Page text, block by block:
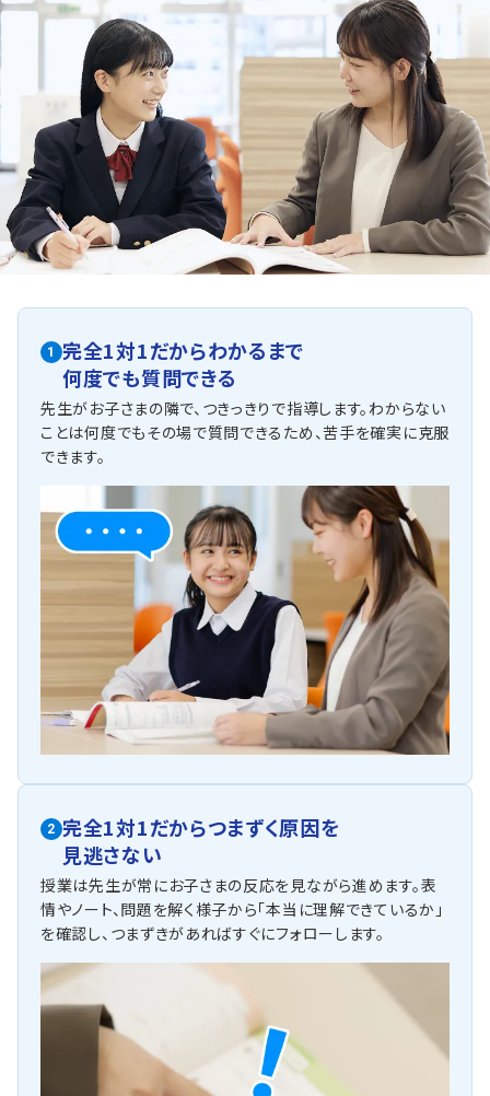
1
完全1対1だからわかるまで
何度でも質問できる
先生がお子さまの隣で、つきっきりで指導します。わからない
ことは何度でもその場で質問できるため、苦手を確実に克服
できます。
2 完全1対1だからつまずく原因を
見逃さない
授業は先生が常にお子さまの反応を見ながら進めます。表
情やノート、問題を解く様子から「本当に理解できているか」
を確認し、つまずきがあればすぐにフォローします。